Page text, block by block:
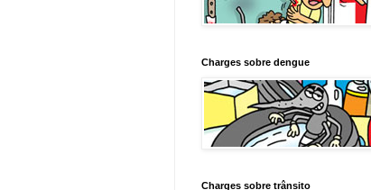
Charges sobre dengue
Charges sobre trânsito